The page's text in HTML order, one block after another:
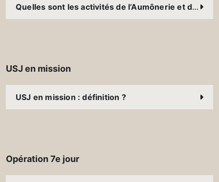
Quelles sont les activités de l’Aumônerie et de la Pastorale USJ ?
USJ en mission
USJ en mission : définition ?
Opération 7e jour